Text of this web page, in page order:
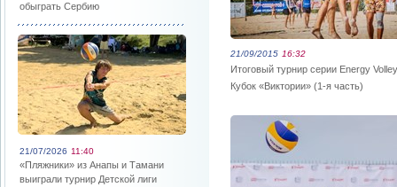
обыграть Сербию
21/07/2026 11:40
«Пляжники» из Анапы и Тамани
выиграли турнир Детской лиги
21/09/2015 16:32
Итоговый турнир серии Energy
Кубок «Виктории» (1-я часть)